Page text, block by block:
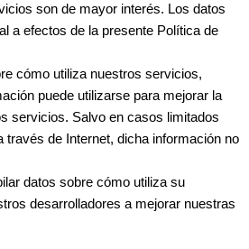
son de mayor interés. Los datos
a efectos de la presente Política de
cómo utiliza nuestros servicios,
puede utilizarse para mejorar la
servicios. Salvo en casos limitados
de Internet, dicha información no
datos sobre cómo utiliza su
desarrolladores a mejorar nuestras